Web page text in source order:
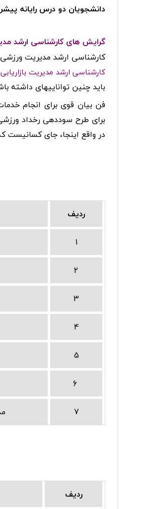
دانشجویان دو درس رایانه
گرایش های کارشناسی ارشد
کارشناسی ارشد مدیریت ورزشی دارای 6 گرایش است که
کارشناسی ارشد مدیریت
باید چنین تواناییهای داشته
فن بیان قوی برای انجام خدمات
برای طرح سوددهی رخداد
در واقع اینجا، جای کسانیست
ردیف
1
2
3
4
5
7
ردیف